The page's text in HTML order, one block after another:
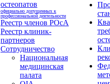
остеопатов
официально допущенных к
профессиональной деятельности
Реестр членов РОсА
Реестр клиник-
партнеров
Сотрудничество
Национальная
медицинская
палата